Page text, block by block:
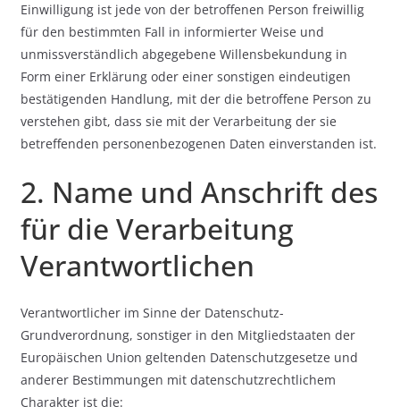
Einwilligung ist jede von der betroffenen Person freiwillig
für den bestimmten Fall in informierter Weise und
unmissverständlich abgegebene Willensbekundung in
Form einer Erklärung oder einer sonstigen eindeutigen
bestätigenden Handlung, mit der die betroffene Person zu
verstehen gibt, dass sie mit der Verarbeitung der sie
betreffenden personenbezogenen Daten einverstanden ist.
2. Name und Anschrift des
für die Verarbeitung
Verantwortlichen
Verantwortlicher im Sinne der Datenschutz-
Grundverordnung, sonstiger in den Mitgliedstaaten der
Europäischen Union geltenden Datenschutzgesetze und
anderer Bestimmungen mit datenschutzrechtlichem
Charakter ist die: